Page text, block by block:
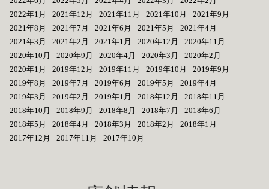
2022年1月
2021年12月 2021年11月 2021年10月
2021年9月
2021年8月
2021年7月 2021年6月 2021年5月
2021年4月
2021年3月
2021年2月 2021年1月 2020年12月
2020年11月
2020年10月
2020年9月 2020年4月 2020年3月
2020年2月
2020年1月
2019年12月 2019年11月 2019年10月
2019年9月
2019年8月
2019年7月 2019年6月 2019年5月
2019年4月
2019年3月
2019年2月 2019年1月 2018年12月
2018年11月
2018年10月
2018年9月 2018年8月 2018年7月
2018年6月
2018年5月
2018年4月 2018年3月 2018年2月
2018年1月
2017年12月
2017年11月 2017年10月